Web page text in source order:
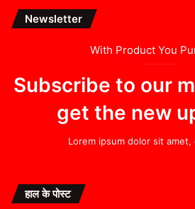
Newsletter
With Product You
Subscribe to our
get the new
Lorem ipsum dolor sit
हाल के पोस्ट